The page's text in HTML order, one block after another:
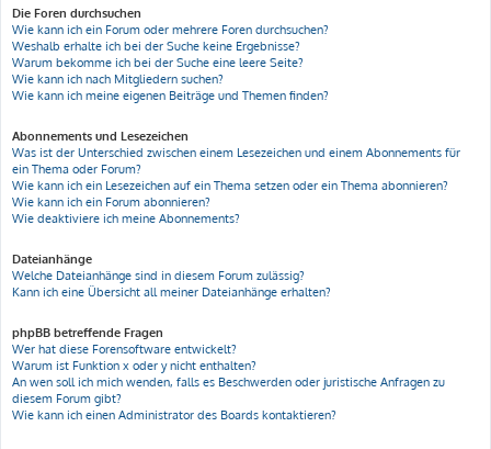
Die Foren durchsuchen
Wie kann ich ein Forum oder mehrere Foren durchsuchen?
Weshalb erhalte ich bei der Suche keine Ergebnisse?
Warum bekomme ich bei der Suche eine leere Seite?
Wie kann ich nach Mitgliedern suchen?
Wie kann ich meine eigenen Beiträge und Themen finden?
Abonnements und Lesezeichen
Was ist der Unterschied zwischen einem Lesezeichen und einem Abonnements für
ein Thema oder Forum?
Wie kann ich ein Lesezeichen auf ein Thema setzen oder ein Thema abonnieren?
Wie kann ich ein Forum abonnieren?
Wie deaktiviere ich meine Abonnements?
Dateianhänge
Welche Dateianhänge sind in diesem Forum zulässig?
Kann ich eine Übersicht all meiner Dateianhänge erhalten?
phpBB betreffende Fragen
Wer hat diese Forensoftware entwickelt?
Warum ist Funktion x oder y nicht enthalten?
An wen soll ich mich wenden, falls es Beschwerden oder juristische Anfragen zu
diesem Forum gibt?
Wie kann ich einen Administrator des Boards kontaktieren?